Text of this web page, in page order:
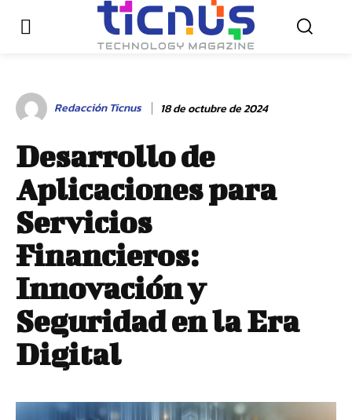
Redacción Ticnus 18 de octubre de 2024
Desarrollo de
Aplicaciones para
Servicios
Financieros:
Innovación y
Seguridad en la Era
Digital